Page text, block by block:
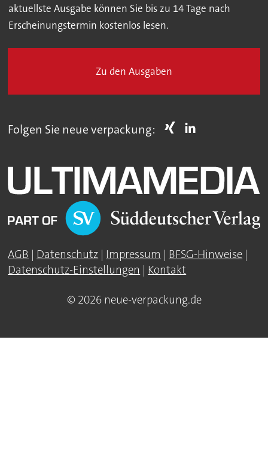
aktuellste Ausgabe können Sie bis zu 14 Tage nach
Erscheinungstermin kostenlos lesen.
Zu den Ausgaben
Folgen Sie neue verpackung:
AGB Datenschutz Impressum BFSG-Hinweise
Datenschutz-Einstellungen
Kontakt
© 2026 neue-verpackung.de